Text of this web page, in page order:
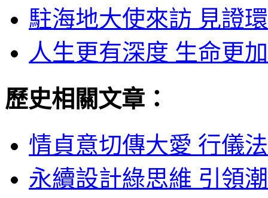
駐海地大使來訪 見證
人生更有深度 生命更
歷史相關文章：
情貞意切傳大愛 行儀
永續設計綠思維 引領